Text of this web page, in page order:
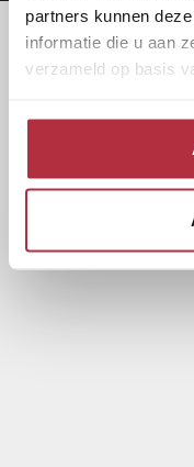
partners kunnen
informatie die u aan
verzameld op basis